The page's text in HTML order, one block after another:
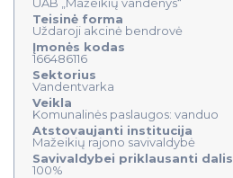
Teisinė forma
Uždaroji akcinė bendrovė
Įmonės kodas
166486116
Sektorius
Vandentvarka
Veikla
Komunalinės paslaugos: vanduo
Atstovaujanti institucija
Mažeikių rajono savivaldybė
Savivaldybei priklausanti dalis
100%